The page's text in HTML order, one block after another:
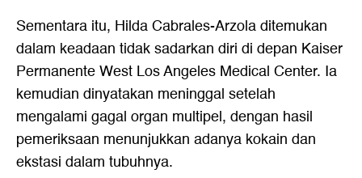
Sementara itu, Hilda Cabrales-Arzola ditemukan
dalam keadaan tidak sadarkan diri di depan Kaiser
Permanente West Los Angeles Medical Center. Ia
kemudian dinyatakan meninggal setelah
mengalami gagal organ multipel, dengan hasil
pemeriksaan menunjukkan adanya kokain dan
ekstasi dalam tubuhnya.